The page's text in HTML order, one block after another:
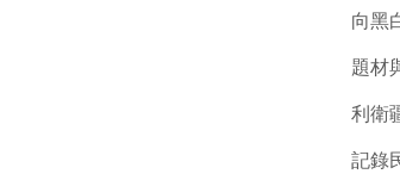
向黑
題材
利衛
記錄